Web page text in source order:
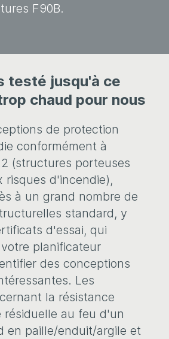
F90B.
testé jusqu'à ce
chaud pour nous
de protection
conformément à
(structures porteuses
risques d'incendie),
à un grand nombre de
standard, y
d'essai, qui
planificateur
des conceptions
Les
la résistance
résiduelle au feu d'un
en paille/enduit/argile et